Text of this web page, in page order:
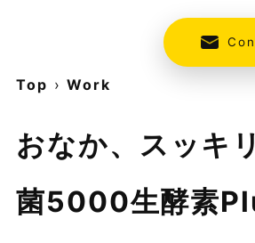
Top ›Work
おなか、スッキ
菌5000生酵素